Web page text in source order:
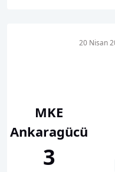
MKE
Ankaragücü
3
20 Nisan